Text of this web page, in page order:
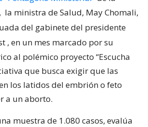
la ministra de Salud, May Chomali,
del gabinete del presidente
, en un mes marcado por su
al polémico proyecto “Escucha
que busca exigir que las
los latidos del embrión o feto
a un aborto.
muestra de 1.080 casos, evalúa